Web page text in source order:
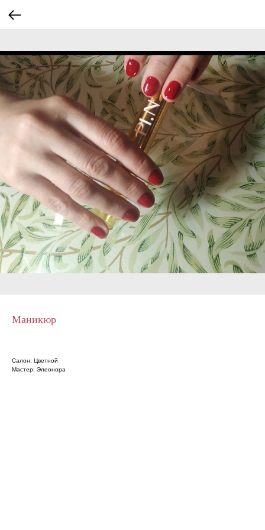
Маникюр
Салон: Цветной
Мастер: Элеонора